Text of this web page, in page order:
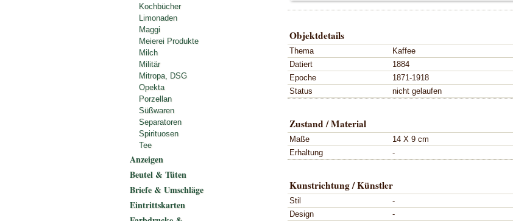
Objektdetails
Thema
Kaffee
Datiert
1884
Epoche
1871-1918
Status
nicht gelaufen
Zustand / Material
Maße
14 X 9 cm
Erhaltung
-
Kunstrichtung / Künstler
Stil
-
Design
-
Kochbücher
Limonaden
Maggi
Meierei Produkte
Milch
Militär
Mitropa, DSG
Opekta
Porzellan
Süßwaren
Separatoren
Spirituosen
Tee
Anzeigen
Beutel & Tüten
Briefe & Umschläge
Eintrittskarten